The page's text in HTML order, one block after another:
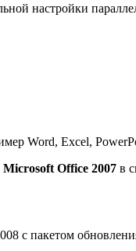
настройки
Word, Excel,
Microsoft Office 2007 в
с пакетом